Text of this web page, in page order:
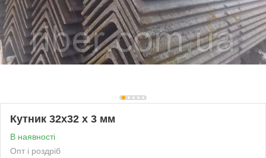
Кутник 32х32 х 3 мм
В наявності
Опт і роздріб